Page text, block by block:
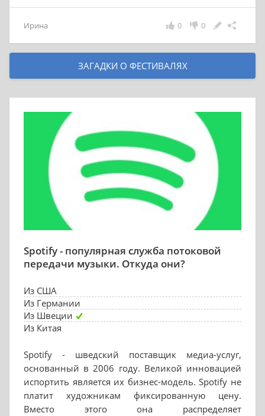
Ирина 0
0
ЗАГАДКИ О ФЕСТИВАЛЯХ
Spotify - популярная служба потоковой
передачи музыки. Откуда они?
Из США
Из Германии
Из Швеции
Из Китая
Spotify - шведский поставщик медиа-услуг,
основанный в 2006 году. Великой инновацией
испортить является их бизнес-модель. Spotify не
платит художникам фиксированную цену.
Вместо этого она распределяет